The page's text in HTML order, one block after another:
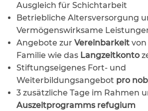
Ausgleich für Schichtarbeit
Betriebliche Altersversorgung
Vermögenswirksame
Angebote zur Vereinbarkeitvon
Familie wie das Langzeitkonto
Stiftungseigenes Fort- und
Weiterbildungsangebot pro
3 zusätzliche Tage im Rahmen
Auszeitprogramms refugium